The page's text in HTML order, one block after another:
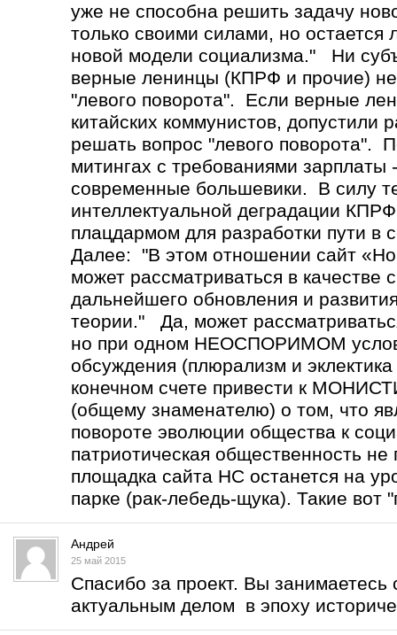
уже не способна решить задачу
только своими силами, но
новой модели социализма." Ни
верные ленинцы (КПРФ и прочие)
"левого поворота". Если верные
китайских коммунистов, допустили
решать вопрос "левого поворота".
митингах с требованиями зарплаты
современные большевики. В силу
интеллектуальной деградации
плацдармом для разработки пути в
Далее: "В этом отношении сайт
может рассматриваться в качестве
дальнейшего обновления и
теории." Да, может
но при одном НЕОСПОРИМОМ
обсуждения (плюрализм и
конечном счете привести к
(общему знаменателю) о том, что
повороте эволюции общества к
патриотическая общественность не
площадка сайта НС останется на
парке (рак-лебедь-щука). Такие вот
Андрей
25 май 2015
Спасибо за проект. Вы
актуальным делом в эпоху